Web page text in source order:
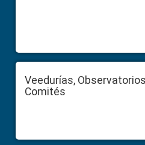
Veedurías,
Comités